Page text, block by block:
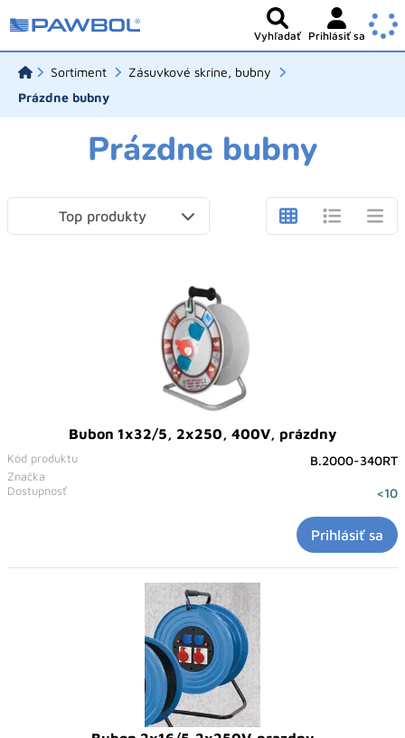
Vyhľadať Prihlásiť sa
Sortiment
Zásuvkové skrine, bubny
Prázdne bubny
Prázdne bubny
Top produkty
Bubon 1x32/5, 2x250, 400V, prázdny
Značka
Kód produktu B.2000-340RT
Dostupnosť <10
Prihlásiť sa